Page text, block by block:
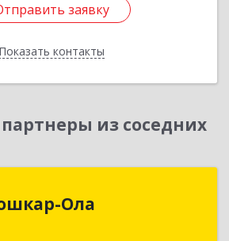
заявку
Показать контакты
заявку
Назад
из соседних
Ола
Респ, Йошкар-Ола г, Волкова